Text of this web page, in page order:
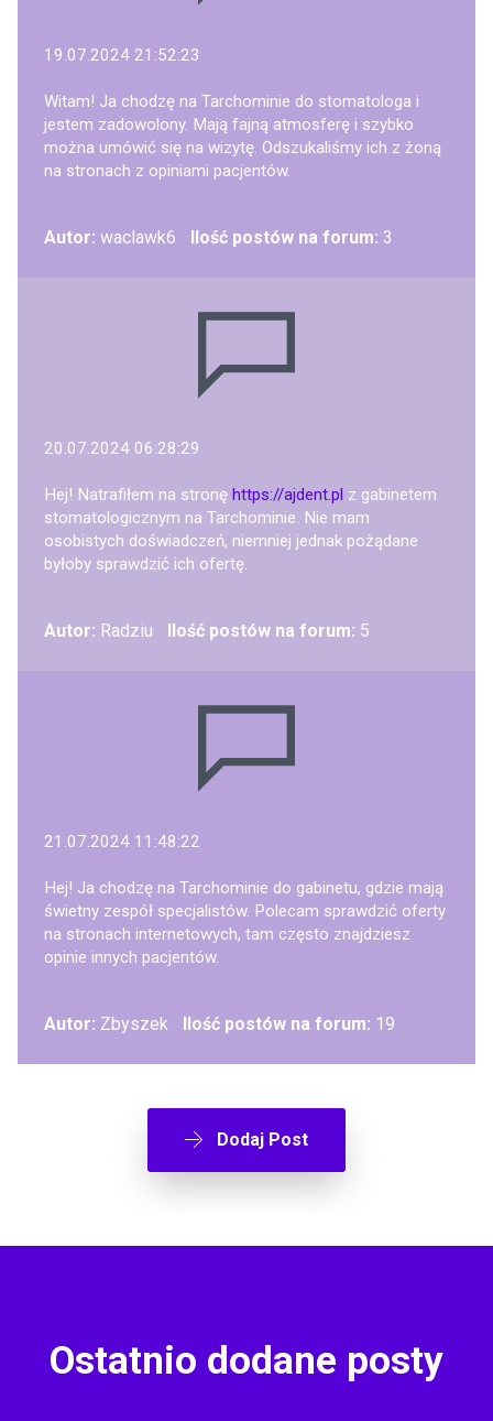
19.07.2024 21:52:23
Witam! Ja chodzę na Tarchominie do stomatologa i
jestem zadowolony. Mają fajną atmosferę i szybko
można umówić się na wizytę. Odszukaliśmy ich z żoną
na stronach z opiniami pacjentów.
Autor: waclawk6 Ilość postów na forum: 3
20.07.2024 06:28:29
Hej! Natrafiłem na stronę https://ajdent.pl z gabinetem
stomatologicznym na Tarchominie. Nie mam
osobistych doświadczeń, niemniej jednak pożądane
byłoby sprawdzić ich ofertę.
Autor: Radziu Ilość postów na forum: 5
21.07.2024 11:48:22
Hej! Ja chodzę na Tarchominie do gabinetu, gdzie mają
świetny zespół specjalistów. Polecam sprawdzić oferty
na stronach internetowych, tam często znajdziesz
opinie innych pacjentów.
Autor: Zbyszek Ilość postów na forum: 19
Dodaj Post
Ostatnio dodane posty